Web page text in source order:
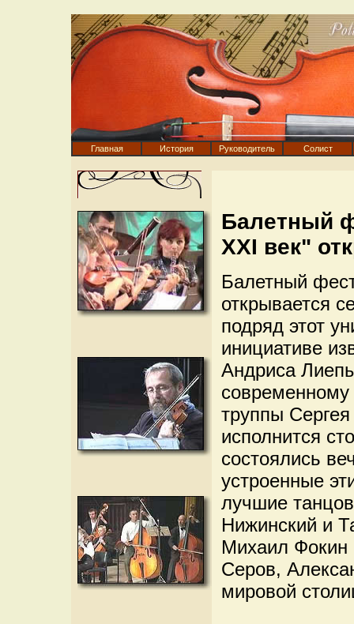
Главная История Руководитель Солист
Балетный
ХХI век"
Балетный
открывается
подряд этот
инициативе
Андриса
современному
труппы
исполнится
состоялись
устроенные
лучшие
Нижинский и
Михаил Фокин
Серов,
мировой